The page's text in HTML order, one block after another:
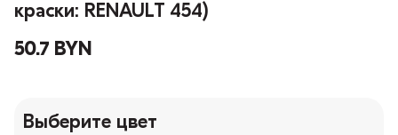
краски: RENAULT 454)
50.7 BYN
Выберите цвет